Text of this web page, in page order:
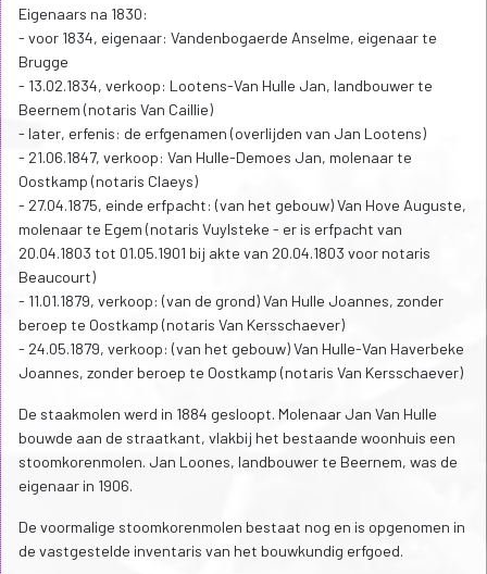
Eigenaars na 1830:
- voor 1834, eigenaar: Vandenbogaerde Anselme, eigenaar te
Brugge
- 13.02.1834, verkoop: Lootens-Van Hulle Jan, landbouwer te
Beernem (notaris Van Caillie)
- later, erfenis: de erfgenamen (overlijden van Jan Lootens)
- 21.06.1847, verkoop: Van Hulle-Demoes Jan, molenaar te
Oostkamp (notaris Claeys)
- 27.04.1875, einde erfpacht: (van het gebouw) Van Hove Auguste,
molenaar te Egem (notaris Vuylsteke - er is erfpacht van
20.04.1803 tot 01.05.1901 bij akte van 20.04.1803 voor notaris
Beaucourt)
- 11.01.1879, verkoop: (van de grond) Van Hulle Joannes, zonder
beroep te Oostkamp (notaris Van Kersschaever)
- 24.05.1879, verkoop: (van het gebouw) Van Hulle-Van Haverbeke
Joannes, zonder beroep te Oostkamp (notaris Van Kersschaever)
De staakmolen werd in 1884 gesloopt. Molenaar Jan Van Hulle
bouwde aan de straatkant, vlakbij het bestaande woonhuis een
stoomkorenmolen. Jan Loones, landbouwer te Beernem, was de
eigenaar in 1906.
De voormalige stoomkorenmolen bestaat nog en is opgenomen in
de vastgestelde inventaris van het bouwkundig erfgoed.